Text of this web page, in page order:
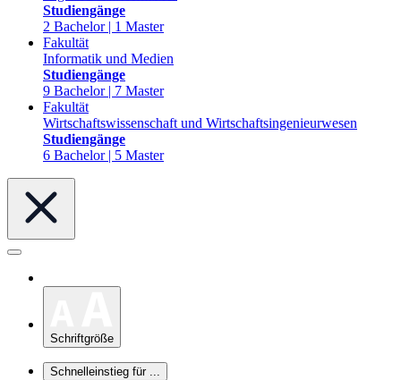
Studiengänge
2 Bachelor | 1 Master
Fakultät
Informatik und Medien
Studiengänge
9 Bachelor | 7 Master
Fakultät
Wirtschaftswissenschaft und Wirtschaftsingenieurwesen
Studiengänge
6 Bachelor | 5 Master
Schriftgröße
Schnelleinstieg für ...